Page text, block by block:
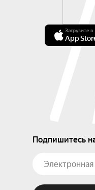
Загрузите в
App
Подпишитесь